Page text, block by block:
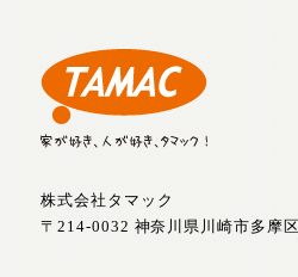
株式会社タマック
〒214-0032 神奈川県川崎市多摩